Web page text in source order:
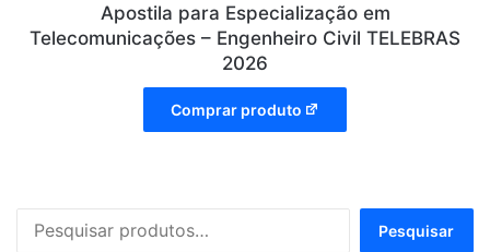
Apostila para Especialização em
Telecomunicações – Engenheiro Civil TELEBRAS
2026
Comprar produto
por:
Pesquisar